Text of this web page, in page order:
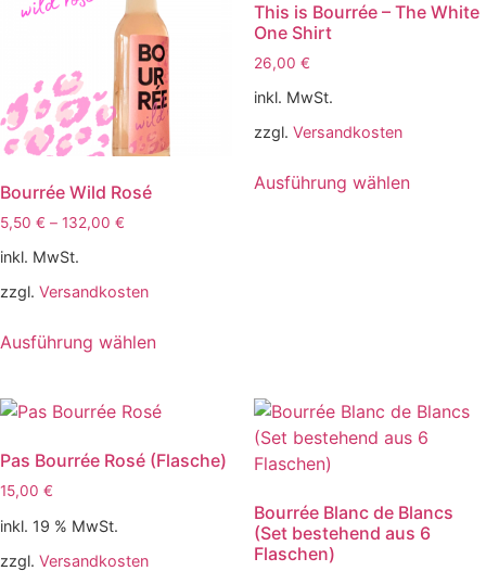
Bourrée Wild Rosé
5,50 € – 132,00 €
inkl. MwSt.
zzgl. Versandkosten
Ausführung wählen
This is Bourrée – The White
One Shirt
26,00 €
inkl. MwSt.
zzgl. Versandkosten
Ausführung wählen
Pas Bourrée Rosé (Flasche)
15,00 €
inkl. 19 % MwSt.
zzgl. Versandkosten
Bourrée Blanc de Blancs
(Set bestehend aus 6
Flaschen)